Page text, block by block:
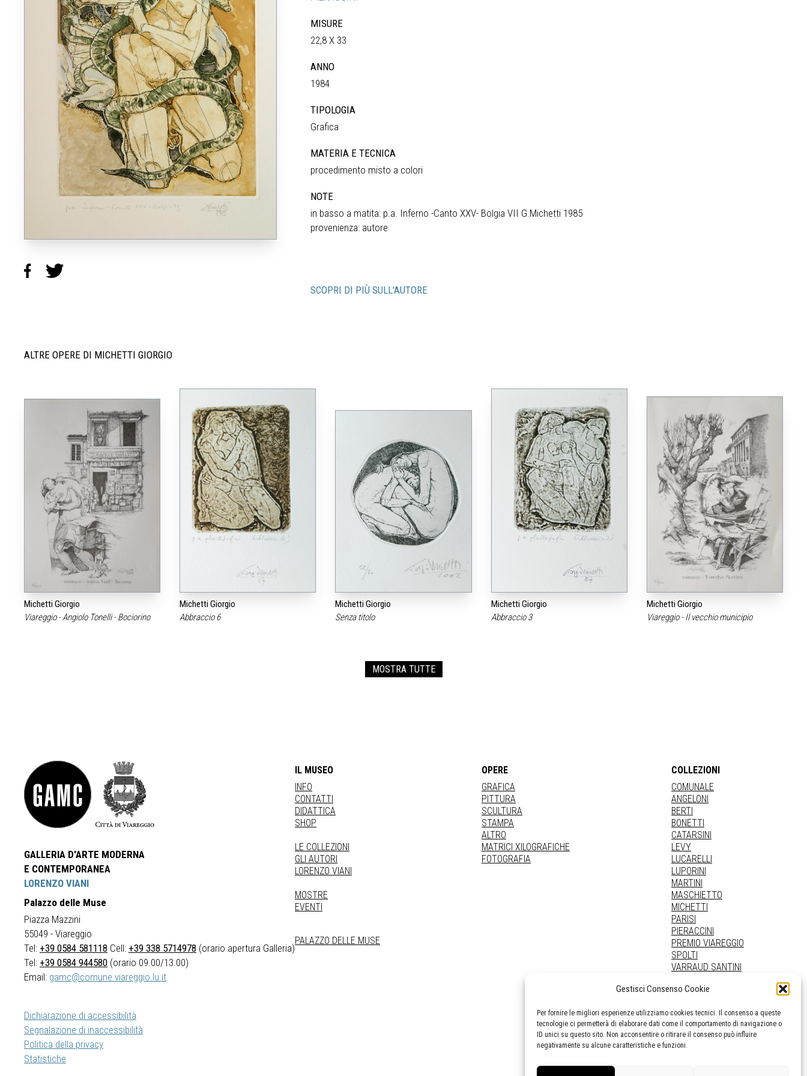
Gestisci Consenso Cookie
Per fornire le migliori esperienze utilizziamo cookies tecnici. Il consenso a queste
tecnologie ci permetterà di elaborare dati come il comportamento di navigazione o
ID unici su questo sito. Non acconsentire o ritirare il consenso può influire
negativamente su alcune caratteristiche e funzioni.
MISURE
22,8 X 33
ANNO
1984
TIPOLOGIA
Grafica
MATERIA E TECNICA
procedimento misto a colori
NOTE
in basso a matita: p.a. Inferno -Canto XXV- Bolgia VII G.Michetti 1985
provenienza: autore
SCOPRI DI PIÙ SULL'AUTORE
ALTRE OPERE DI MICHETTI GIORGIO
Michetti Giorgio
Viareggio - Angiolo Tonelli - Bociorino
Michetti Giorgio
Abbraccio 6
Michetti Giorgio
Senza titolo
Michetti Giorgio
Abbraccio 3
Michetti Giorgio
Viareggio - Il vecchio municipio
MOSTRA TUTTE
GALLERIA D'ARTE MODERNA
E CONTEMPORANEA
LORENZO VIANI
Palazzo delle Muse
Piazza Mazzini
55049 - Viareggio
Tel: +39 0584 581118 Cell: +39 338 5714978 (orario apertura Galleria)
Tel: +39 0584 944580 (orario 09.00/13.00)
Email: gamc@comune.viareggio.lu.it
Dichiarazione di accessibilità
Segnalazione di inaccessibilità
Politica della privacy
Statistiche
IL MUSEO
INFO
CONTATTI
DIDATTICA
SHOP
LE COLLEZIONI
GLI AUTORI
LORENZO VIANI
MOSTRE
EVENTI
PALAZZO DELLE MUSE
OPERE
GRAFICA
PITTURA
SCULTURA
STAMPA
ALTRO
MATRICI XILOGRAFICHE
FOTOGRAFIA
COLLEZIONI
COMUNALE
ANGELONI
BERTI
BONETTI
CATARSINI
LEVY
LUCARELLI
LUPORINI
MARTINI
MASCHIETTO
MICHETTI
PARISI
PIERACCINI
PREMIO VIAREGGIO
SPOLTI
VARRAUD SANTINI